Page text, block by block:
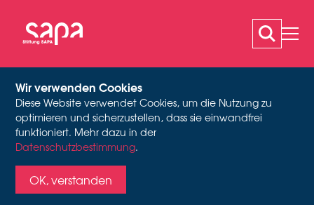
Wir verwenden Cookies
Diese Website verwendet Cookies, um die Nutzung zu
optimieren und sicherzustellen, dass sie einwandfrei
funktioniert. Mehr dazu in der
Datenschutzbestimmung.
OK, verstanden
KÖRPERARCHIV(E) IN
RESONANZ
Kollektiv dance me to the end, Foto: Birgit Mantek